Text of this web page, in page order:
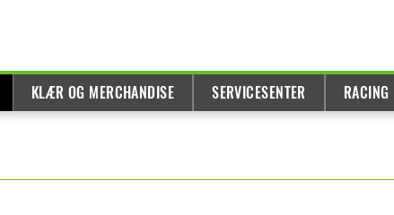
KLÆR OG MERCHANDISE SERVICESENTER RACING